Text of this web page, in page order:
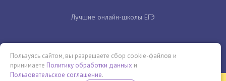
Лучшие онлайн-школы ЕГЭ
Пользуясь сайтом, вы разрешаете сбор cookie-файлов и
принимаете Политику обработки данных и
Пользовательское соглашение.